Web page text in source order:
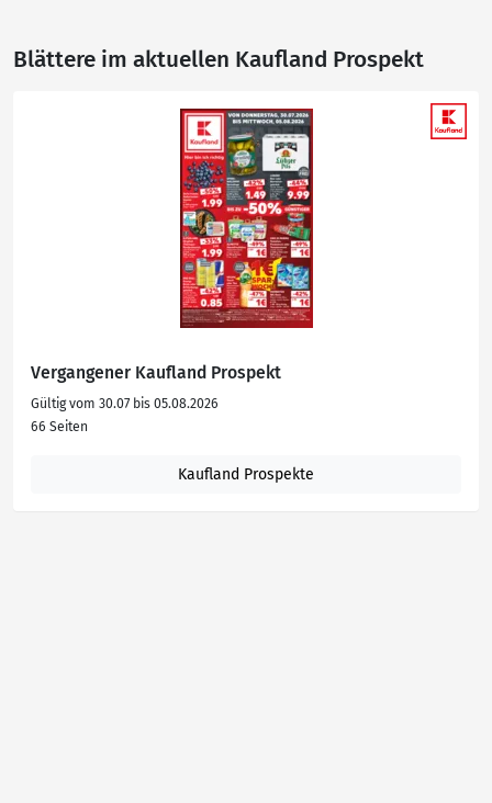
Blättere im aktuellen Kaufland Prospekt
Vergangener Kaufland Prospekt
Gültig vom 30.07 bis 05.08.2026
66 Seiten
Kaufland Prospekte